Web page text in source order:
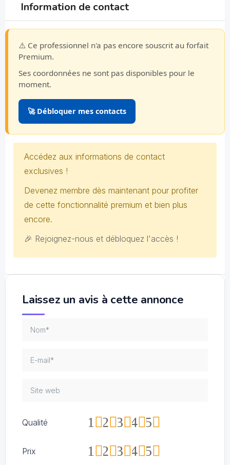
Information de contact
⚠️ Ce professionnel n'a pas encore souscrit au forfait
Premium.
Ses coordonnées ne sont pas disponibles pour le
moment.
🚀 Débloquer mes contacts
Accédez aux informations de contact
exclusives !
Devenez membre dès maintenant pour profiter
de cette fonctionnalité premium et bien plus
encore.
🎉 Rejoignez-nous et débloquez l'accès !
Laissez un avis à cette annonce
Qualité 5
4
3
2
1
Prix 5
4
3
2
1